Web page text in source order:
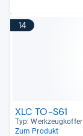
14
XLC TO-S61
Typ: Werk­zeug­kof­fer
Zum Produkt